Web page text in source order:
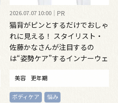
2026.07.07 10:00 PR
猫背がピンとするだけでおしゃ
れに見える！ スタイリスト・
佐藤かなさんが注目するの
は“姿勢ケア”するインナーウェ
美容 更年期
ボディケア 悩み